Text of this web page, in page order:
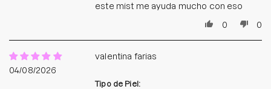
este mist me ayuda mucho con eso
0
0
04/08/2026
valentina farias
Tipo de Piel: